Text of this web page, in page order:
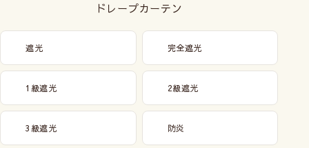
ドレープカーテン
遮光 完全遮光
1級遮光 2級遮光
3級遮光 防炎